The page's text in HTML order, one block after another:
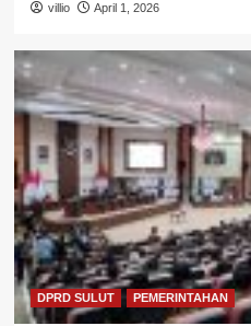
villio April 1, 2026
DPRD SULUT PEMERINTAHAN